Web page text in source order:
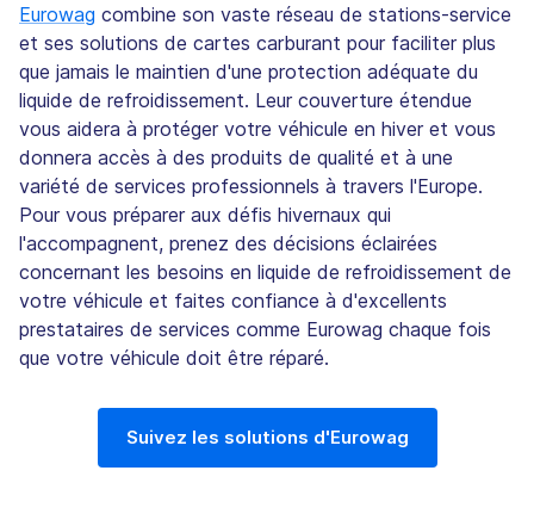
Eurowag combine son vaste réseau de stations-service
et ses solutions de cartes carburant pour faciliter plus
que jamais le maintien d'une protection adéquate du
liquide de refroidissement. Leur couverture étendue
vous aidera à protéger votre véhicule en hiver et vous
donnera accès à des produits de qualité et à une
variété de services professionnels à travers l'Europe.
Pour vous préparer aux défis hivernaux qui
l'accompagnent, prenez des décisions éclairées
concernant les besoins en liquide de refroidissement de
votre véhicule et faites confiance à d'excellents
prestataires de services comme Eurowag chaque fois
que votre véhicule doit être réparé.
Suivez les solutions d'Eurowag